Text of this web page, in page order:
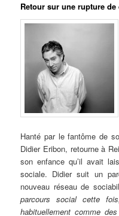
Retour sur une rupture de
Hanté par le fantôme de
Didier Eribon, retourne à
son enfance qu’il avait
sociale. Didier suit un
nouveau réseau de
parcours social cette
habituellement comme